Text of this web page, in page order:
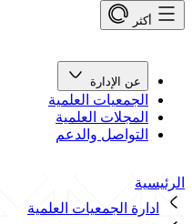
أكثر
عن الإدارة
الجمعيات العلمية
المجلات العلمية
التواصل والدعم
الرئيسية
ادارة الجمعيات العلمية